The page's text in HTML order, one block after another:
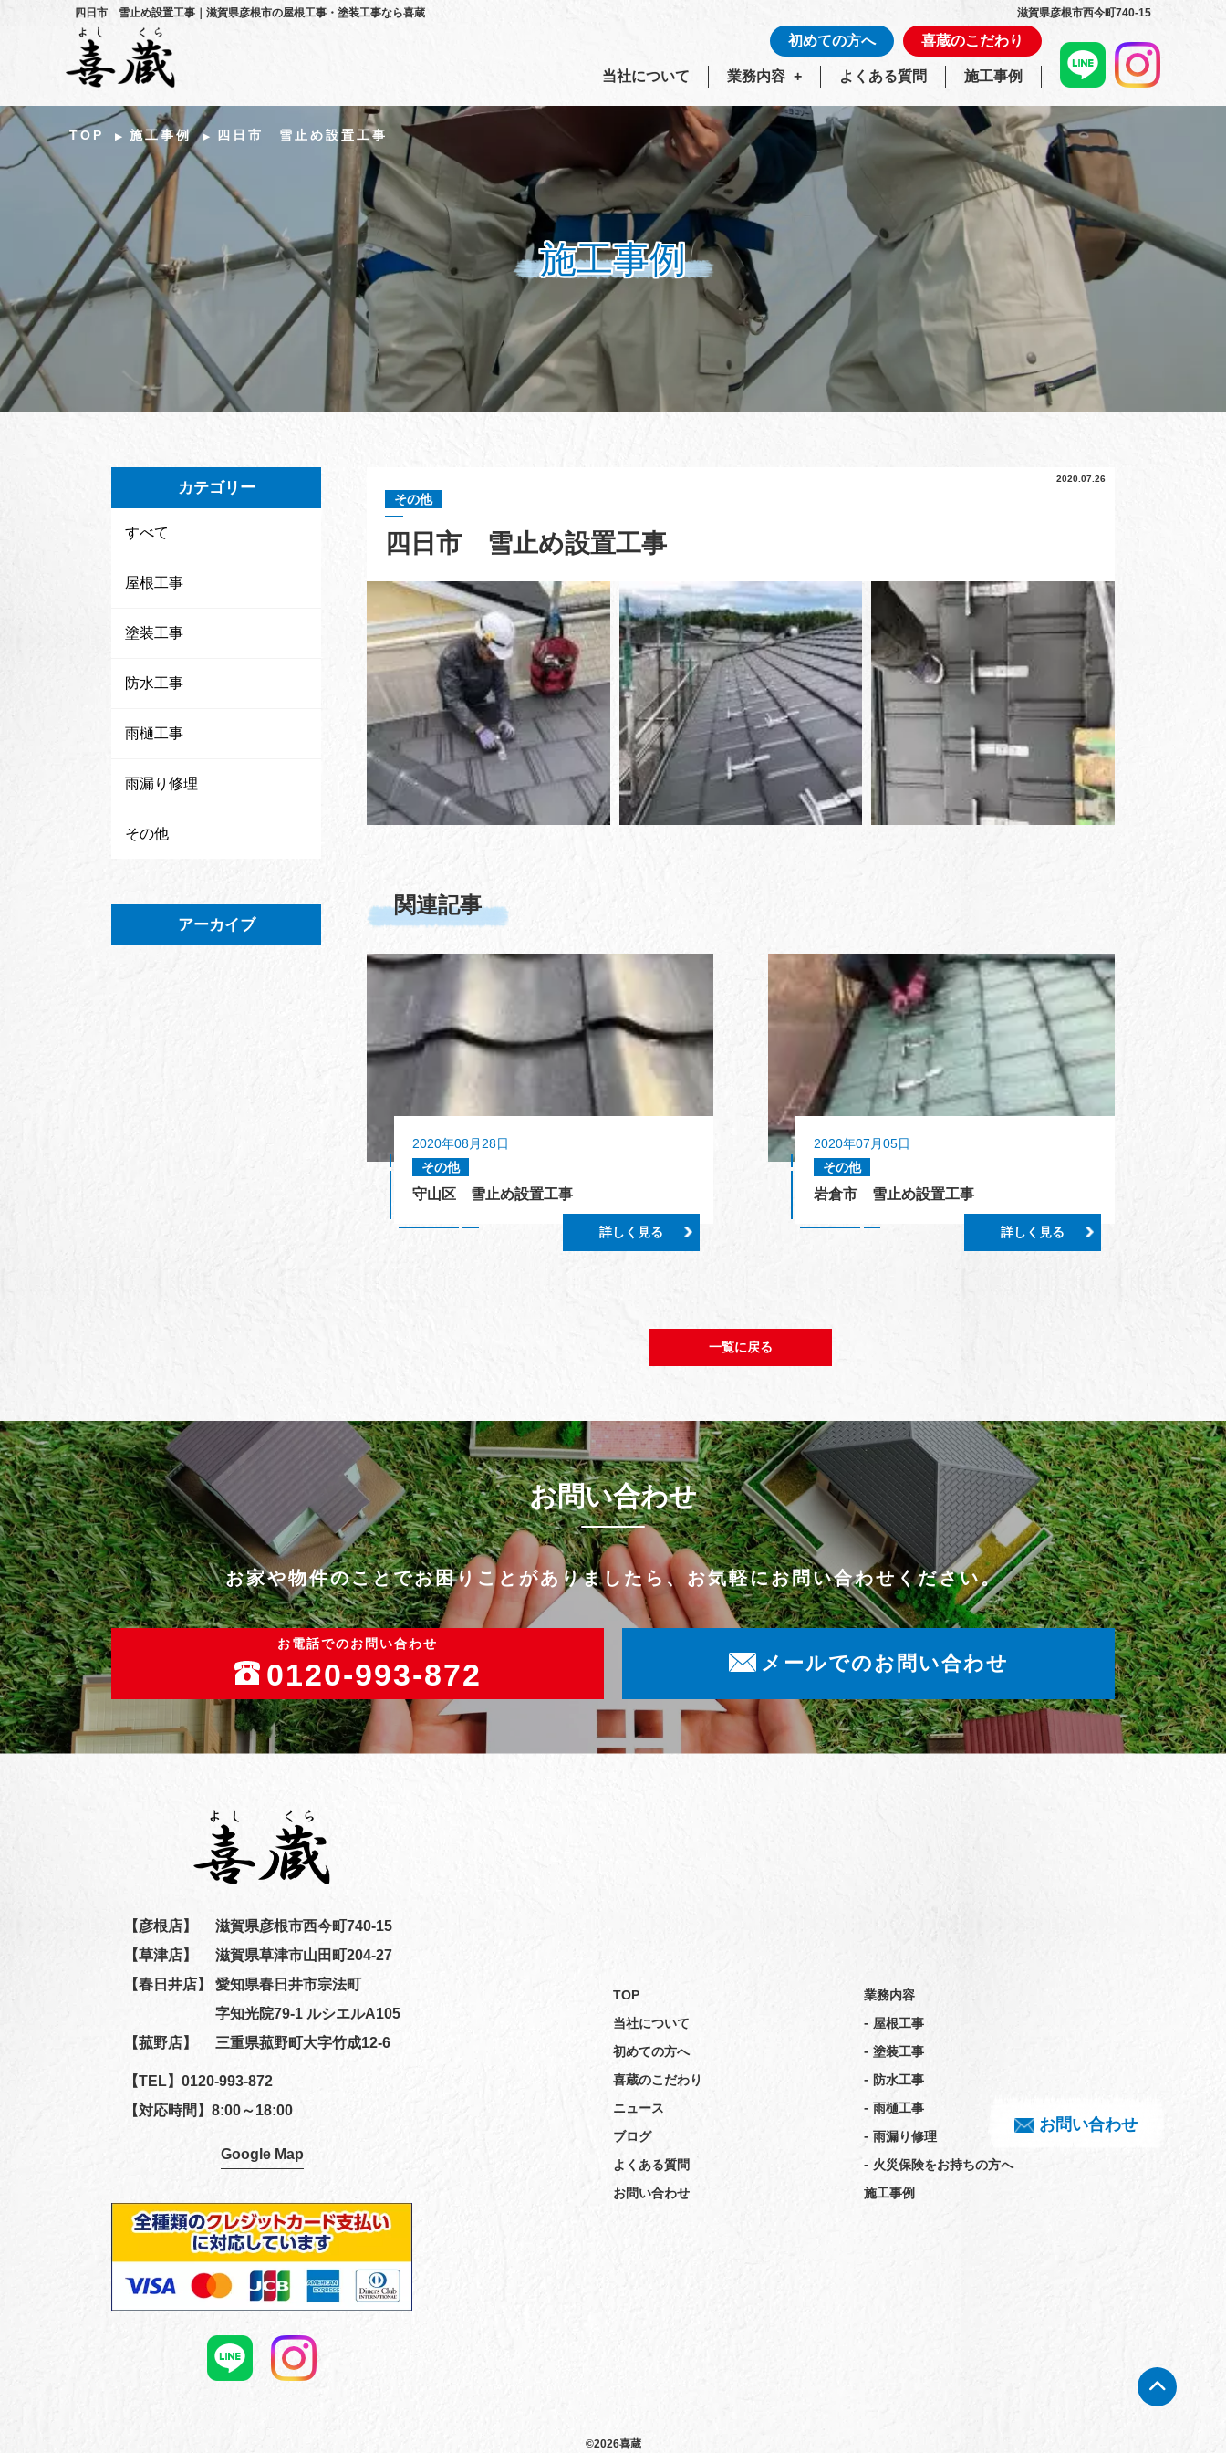
四日市 雪止め設置工事｜滋賀県彦根市の屋根工事・塗装工事なら喜蔵 滋賀県彦根市西今町740-15
初めての方へ 喜蔵のこだわり
当社について 業務内容 よくある質問 施工事例
TOP 施工事例 四日市 雪止め設置工事
施工事例
2020.07.26
その他
四日市 雪止め設置工事
関連記事
2020年08月28日
その他
守山区 雪止め設置工事
詳しく見る
2020年07月05日
その他
岩倉市 雪止め設置工事
詳しく見る
一覧に戻る
カテゴリー
すべて
屋根工事
塗装工事
防水工事
雨樋工事
雨漏り修理
その他
アーカイブ
お問い合わせ
お家や物件のことでお困りことがありましたら、お気軽にお問い合わせください。
お電話でのお問い合わせ
0120-993-872 メールでのお問い合わせ
お問い合わせ
【彦根店】
滋賀県彦根市西今町740-15
【草津店】
滋賀県草津市山田町204-27
【春日井店】
愛知県春日井市宗法町
字知光院79-1 ルシエルA105
【菰野店】
三重県菰野町大字竹成12-6
【TEL】 0120-993-872
【対応時間】8:00～18:00
Google Map
TOP
当社について
初めての方へ
喜蔵のこだわり
ニュース
ブログ
よくある質問
お問い合わせ
業務内容
- 屋根工事
- 塗装工事
- 防水工事
- 雨樋工事
- 雨漏り修理
- 火災保険をお持ちの方へ
施工事例
©2026喜蔵